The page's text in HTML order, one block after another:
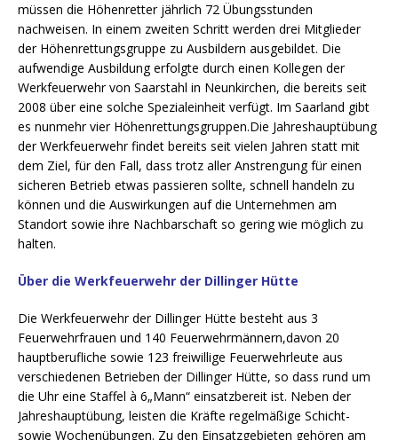
müssen die Höhenretter jährlich 72 Übungsstunden
nachweisen. In einem zweiten Schritt werden drei Mitglieder
der Höhenrettungsgruppe zu Ausbildern ausgebildet. Die
aufwendige Ausbildung erfolgte durch einen Kollegen der
Werkfeuerwehr von Saarstahl in Neunkirchen, die bereits seit
2008 über eine solche Spezialeinheit verfügt. Im Saarland gibt
es nunmehr vier Höhenrettungsgruppen.Die Jahreshauptübung
der Werkfeuerwehr findet bereits seit vielen Jahren statt mit
dem Ziel, für den Fall, dass trotz aller Anstrengung für einen
sicheren Betrieb etwas passieren sollte, schnell handeln zu
können und die Auswirkungen auf die Unternehmen am
Standort sowie ihre Nachbarschaft so gering wie möglich zu
halten.
Über die Werkfeuerwehr der Dillinger Hütte
Die Werkfeuerwehr der Dillinger Hütte besteht aus 3
Feuerwehrfrauen und 140 Feuerwehrmännern,davon 20
hauptberufliche sowie 123 freiwillige Feuerwehrleute aus
verschiedenen Betrieben der Dillinger Hütte, so dass rund um
die Uhr eine Staffel à 6„Mann“ einsatzbereit ist. Neben der
Jahreshauptübung, leisten die Kräfte regelmäßige Schicht-
sowie Wochenübungen. Zu den Einsatzgebieten gehören am